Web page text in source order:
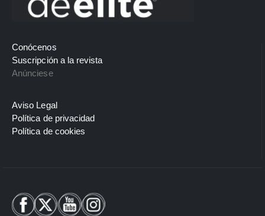
Conócenos
Suscripción a la revista
Anúnciese
Aviso Legal
Política de privacidad
Política de cookies